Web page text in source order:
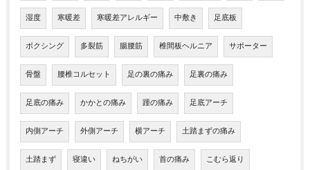
湿度 寒暖差 寒暖差アレルギー 中敷き 足底板
ボクシング 多裂筋 腸腰筋 椎間板ヘルニア サポーター
骨盤 腰椎コルセット 足の裏の痛み 足裏の痛み
足底の痛み かかとの痛み 踵の痛み 足底アーチ
内側アーチ 外側アーチ 横アーチ 土踏まずの痛み
土踏まず 寝違い ねちがい 首の痛み こむら返り